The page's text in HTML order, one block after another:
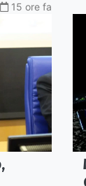
15 ore fa